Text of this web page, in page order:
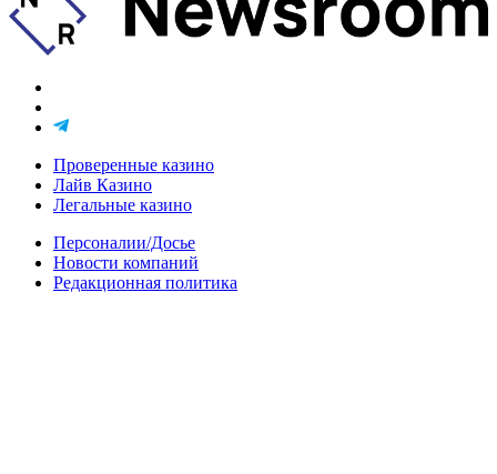
Проверенные казино
Лайв Казино
Легальные казино
Персоналии/Досье
Новости компаний
Редакционная политика